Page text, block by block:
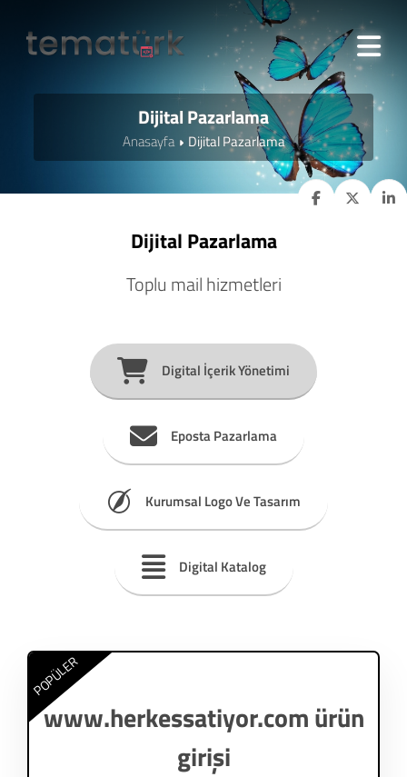
Dijital Pazarlama
Anasayfa Dijital Pazarlama
Dijital Pazarlama
Toplu mail hizmetleri
Digital İçerik Yönetimi
Eposta Pazarlama
Kurumsal Logo Ve Tasarım
Digital Katalog
POPÜLER
www.herkessatiyor.com ürün
girişi